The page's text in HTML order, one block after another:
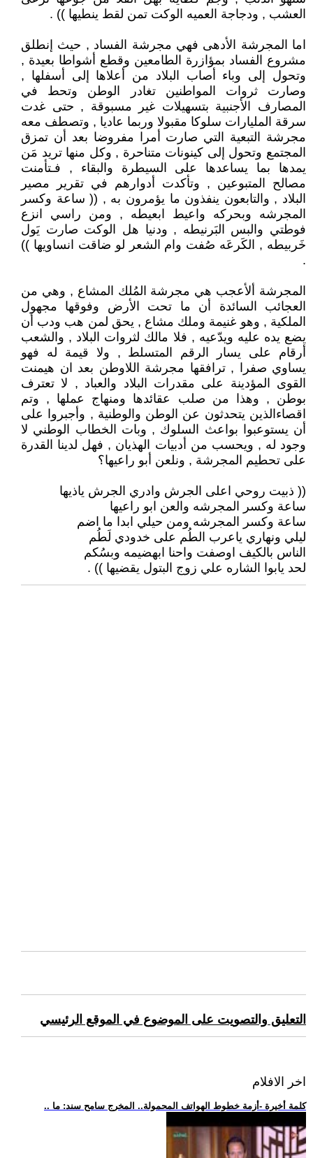
العشب , ودجاجة العميه الوكت تمن لقط ينطيها )) .
اما المجرشة الأدهى فهي مجرشة الفساد , حيث إنطلق
مشروع الفساد بمؤازرة الطامعين وقطع أشواطا بعيدة ,
وتحول إلى وباء أصاب البلاد من أعلاها إلى أسفلها ,
وصارت ثروات المواطنين تغادر الوطن وتحط في
المصارف الأجنبية بتسهيلات غير مسبوقة , حتى غدت
سرقة المليارات سلوكا مقبولا وربما عاديا , وتصطف معه
مجرشة التبعية التي صارت أمرا مفروضا بعد أن تمزق
المجتمع وتحول إلى كينونات متناحرة , وكل منها تريد مَن
يمدها بما يساعدها على السيطرة والبقاء , فـتأمنت
مصالح المتبوعين , وتأكدت أدوارهم في تقرير مصير
البلاد , والتابعون ينفذون ما يؤمرون به , (( ساعة وكسر
المجرشه وبحركه واعيط ابعيطه , ومن راسي انزع
فوطتي والبس البَرنيطه , ودنيا هل الوكت صارت يَول
خَربيطه , الكَرعَه صُفت وام الشعر لو ضاقت انساويها ))
.
المجرشة ألأعجب هي مجرشة المُلك المشاع , وهي من
العجائب السائدة أن ما تحت الأرض وفوقها مجهول
الملكية , وهو غنيمة وملك مشاع , يحق لمن هب ودب أن
يضع يده عليه ويدّعيه , فلا مالك لثروات البلاد , والشعب
أرقام على يسار الرقم المتسلط , ولا قيمة له فهو
يساوي صفرا , ترافقها مجرشة اللاوطن بعد ان هيمنت
القوى المؤدينة على مقدرات البلاد والعباد , لا تعترف
بوطن , وهذا من صلب عقائدها ومنهاج عملها , وتم
اقصاءالذين يتحدثون عن الوطن والوطنية , وأجبروا على
أن يستوعبوا بواعث السلوك , وبات الخطاب الوطني لا
وجود له , ويحسب من أدبيات الهذيان , فهل لدينا القدرة
على تحطيم المجرشة , ونلعن أبو راعيها؟
(( ذبيت روحي اعلى الجرش وادري الجرش ياذيها
ساعة وكسر المجرشه والعن ابو راعيها
ساعة وكسر المجرشه ومن حيلي ابدا ما اضم
ليلي ونهاري ياعرب الطُم على خدودي لَطُم
الناس بالكيف اوصفت واحنا ابهضيمه وبسُكم
لحد يابوا الشاره علي زوج البتول يقضيها )) .
التعليق والتصويت على الموضوع في الموقع الرئيسي
اخر الافلام
.. كلمة أخيرة -أزمة خطوط الهواتف المحمولة.. المخرج سامح سند: ما